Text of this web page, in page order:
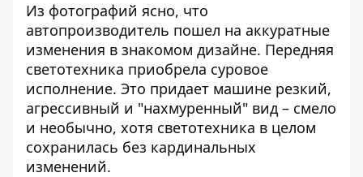
Из фотографий ясно, что
автопроизводитель пошел на аккуратные
изменения в знакомом дизайне. Передняя
светотехника приобрела суровое
исполнение. Это придает машине резкий,
агрессивный и "нахмуренный" вид – смело
и необычно, хотя светотехника в целом
сохранилась без кардинальных
изменений.